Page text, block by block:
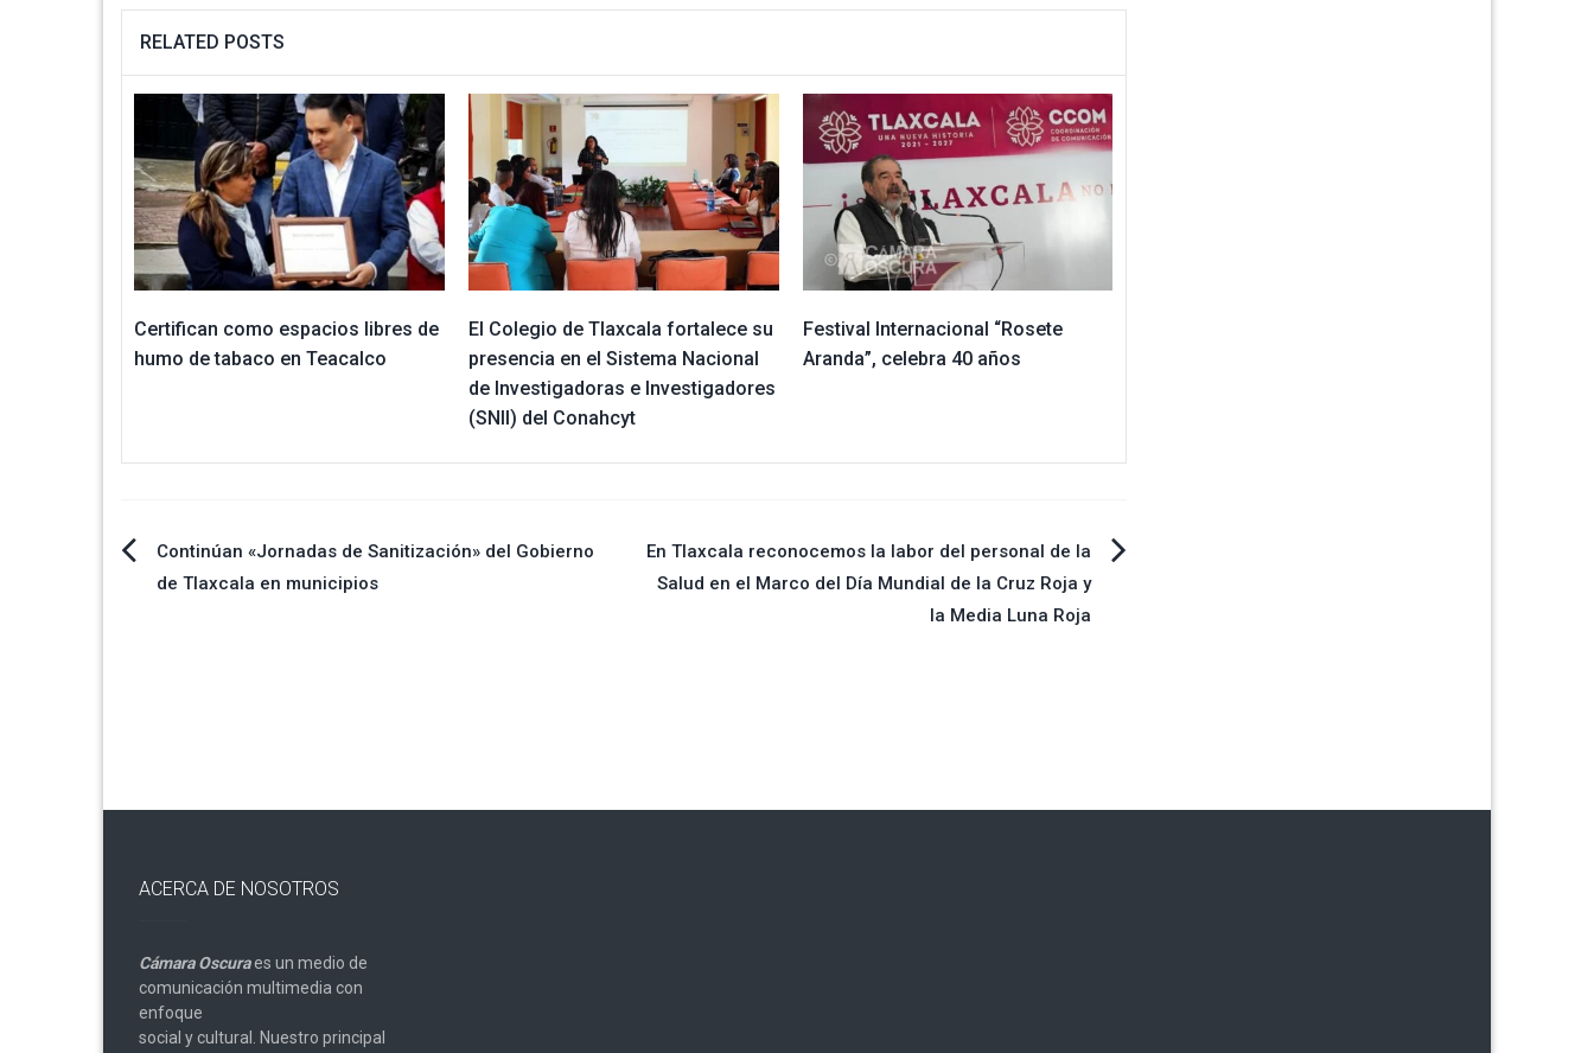
RELATED POSTS
Certifican como espacios libres de
humo de tabaco en Teacalco
El Colegio de Tlaxcala fortalece su
presencia en el Sistema Nacional
de Investigadoras e Investigadores
(SNII) del Conahcyt
Festival Internacional “Rosete
Aranda”, celebra 40 años
Navegación
Continúan «Jornadas de Sanitización» del Gobierno
de Tlaxcala en municipios
En Tlaxcala reconocemos la labor del personal de la
Salud en el Marco del Día Mundial de la Cruz Roja y
la Media Luna Roja
ACERCA DE NOSOTROS
Cámara Oscuraes un medio de
comunicación multimedia con
enfoque
social y cultural. Nuestro principal